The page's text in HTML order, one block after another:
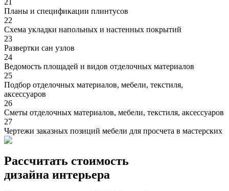
21
Планы и спецификации плинтусов
22
Cхема укладки напольных и настенных покрытий
23
Развертки сан узлов
24
Ведомость площадей и видов отделочных материалов
25
Подбор отделочных материалов, мебели, текстиля,
аксессуаров
26
Сметы отделочных материалов, мебели, текстиля, аксессуаров
27
Чертежи заказных позиций мебели для просчета в мастерских
Рассчитать стоимость
дизайна интерьера